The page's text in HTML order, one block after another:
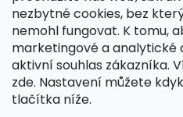
nezbytné cookies, bez
nemohl fungovat. K tomu,
marketingové a analytické
aktivní souhlas zákazníka.
zde. Nastavení můžete
tlačítka níže.
dotazy@spongr.cz
+420 776 663 962
https://
spongr.cz